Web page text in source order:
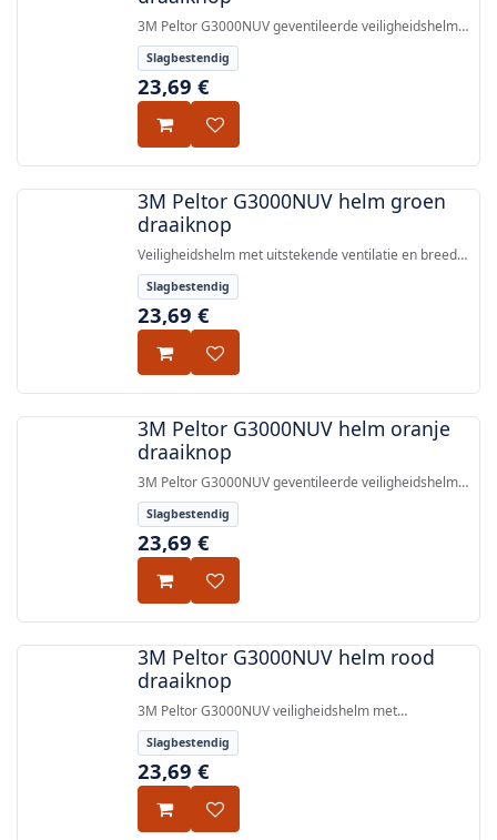
3M Peltor G3000NUV geventileerde veiligheidshelm
met draaiknop, Uvicator UV-sensorplaat en korte rand,
goedgekeurd volgens EN 397:2012+A1:2012.
Slagbestendig
23,69 €
3M Peltor G3000NUV helm groen
draaiknop
Veiligheidshelm met uitstekende ventilatie en breed
gezichtsveld, voorzien van 3M™ Uvicator™ UV-
blootstellingsindicator, goedgekeurd volgens EN
397:2012+A1:2012.
Slagbestendig
23,69 €
3M Peltor G3000NUV helm oranje
draaiknop
3M Peltor G3000NUV geventileerde veiligheidshelm
met draaiknop, ontworpen voor zwaar industrieel
gebruik en bosbouw, biedt effectieve
hoofdbescherming met maximaal gezichtsveld.
Slagbestendig
23,69 €
3M Peltor G3000NUV helm rood
draaiknop
3M Peltor G3000NUV veiligheidshelm met
draaiknopventilatie en Uvicator UV-sensor,
goedgekeurd volgens EN 397:2012+A1:2012.
Slagbestendig
23,69 €